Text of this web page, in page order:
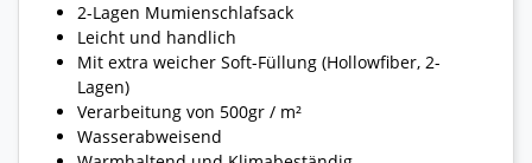
2-Lagen Mumienschlafsack
Leicht und handlich
Mit extra weicher Soft-Füllung (Hollowfiber, 2-
Lagen)
Verarbeitung von 500gr / m²
Wasserabweisend